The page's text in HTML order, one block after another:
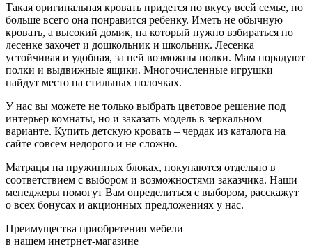
Такая оригинальная кровать придется по вкусу всей семье, но
больше всего она понравится ребенку. Иметь не обычную
кровать, а высокий домик, на который нужно взбираться по
лесенке захочет и дошкольник и школьник. Лесенка
устойчивая и удобная, за ней возможны полки. Мам порадуют
полки и выдвижные ящики. Многочисленные игрушки
найдут место на стильных полочках.
У нас вы можете не только выбрать цветовое решение под
интерьер комнаты, но и заказать модель в зеркальном
варианте. Купить детскую кровать – чердак из каталога на
сайте совсем недорого и не сложно.
Матрацы на пружинных блоках, покупаются отдельно в
соответствием с выбором и возможностями заказчика. Наши
менеджеры помогут Вам определиться с выбором, расскажут
о всех бонусах и акционных предложениях у нас.
Преимущества приобретения мебели
в нашем инетрнет-магазине